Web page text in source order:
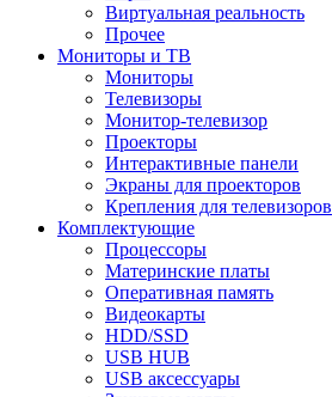
Виртуальная реальность
Прочее
Мониторы и ТВ
Мониторы
Телевизоры
Монитор-телевизор
Проекторы
Интерактивные панели
Экраны для проекторов
Крепления для телевизоров
Комплектующие
Процессоры
Материнские платы
Оперативная память
Видеокарты
HDD/SSD
USB HUB
USB аксессуары